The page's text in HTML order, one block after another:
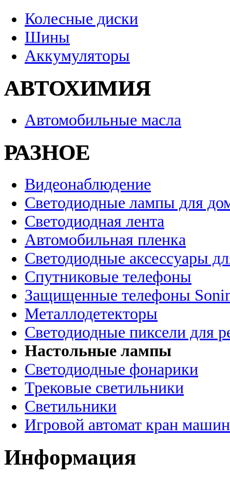
Колесные диски
Шины
Аккумуляторы
АВТОХИМИЯ
Автомобильные масла
РАЗНОЕ
Видеонаблюдение
Светодиодные лампы для
Светодиодная лента
Автомобильная пленка
Светодиодные аксессуары
Спутниковые телефоны
Защищенные телефоны
Металлодетекторы
Светодиодные пиксели для
Настольные лампы
Светодиодные фонарики
Трековые светильники
Светильники
Игровой автомат кран
Информация